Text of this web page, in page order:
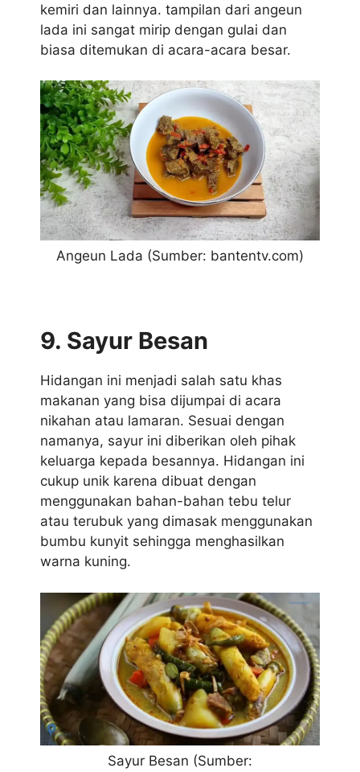
kemiri dan lainnya. tampilan dari angeun
lada ini sangat mirip dengan gulai dan
biasa ditemukan di acara-acara besar.
Angeun Lada (Sumber: bantentv.com)
9. Sayur Besan
Hidangan ini menjadi salah satu khas
makanan yang bisa dijumpai di acara
nikahan atau lamaran. Sesuai dengan
namanya, sayur ini diberikan oleh pihak
keluarga kepada besannya. Hidangan ini
cukup unik karena dibuat dengan
menggunakan bahan-bahan tebu telur
atau terubuk yang dimasak menggunakan
bumbu kunyit sehingga menghasilkan
warna kuning.
Sayur Besan (Sumber: